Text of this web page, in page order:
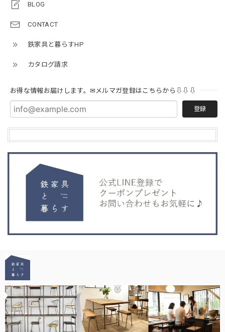
BLOG
CONTACT
鉄家具と暮らすHP
カタログ請求
お得な情報お届けします。✉メルマガ登録はこちらから⇩⇩⇩
登録